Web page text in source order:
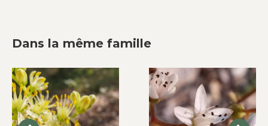
Dans la même famille